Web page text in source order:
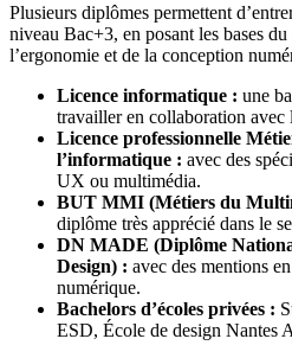
Plusieurs diplômes permettent
niveau Bac+3, en posant les bases
l’ergonomie et de la conception
Licence informatique : une
travailler en collaboration avec
Licence professionnelle
l’informatique : avec des
UX ou multimédia.
BUT MMI (Métiers du
diplôme très apprécié dans le
DN MADE (Diplôme
Design) : avec des mentions
numérique.
Bachelors d’écoles privées :
ESD, École de design Nantes